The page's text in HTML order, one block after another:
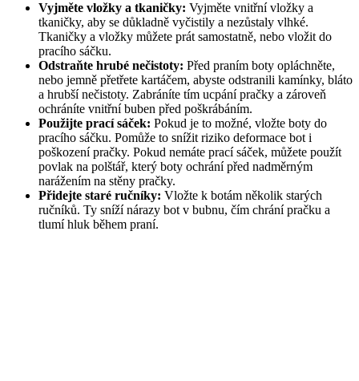
Vyjměte vložky a tkaničky: Vyjměte vnitřní vložky a
tkaničky, aby se důkladně vyčistily a nezůstaly vlhké.
Tkaničky a vložky můžete prát samostatně, nebo vložit do
pracího sáčku.
Odstraňte hrubé nečistoty: Před praním boty opláchněte,
nebo jemně přetřete kartáčem, abyste odstranili kamínky, bláto
a hrubší nečistoty. Zabráníte tím ucpání pračky a zároveň
ochráníte vnitřní buben před poškrábáním.
Použijte prací sáček: Pokud je to možné, vložte boty do
pracího sáčku. Pomůže to snížit riziko deformace bot i
poškození pračky. Pokud nemáte prací sáček, můžete použít
povlak na polštář, který boty ochrání před nadměrným
narážením na stěny pračky.
Přidejte staré ručníky: Vložte k botám několik starých
ručníků. Ty sníží nárazy bot v bubnu, čím chrání pračku a
tlumí hluk během praní.